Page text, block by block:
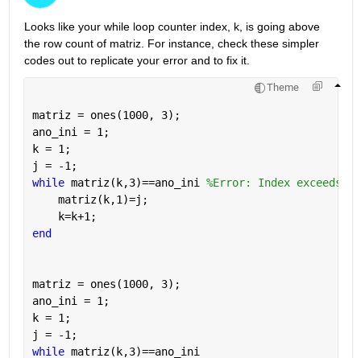
Looks like your while loop counter index, k, is going above
the row count of matriz. For instance, check these simpler
codes out to replicate your error and to fix it.
Theme
matriz = ones(1000, 3);
ano_ini = 1;
k = 1;
j = -1;
while matriz(k,3)==ano_ini %Error: Index exceeds
    matriz(k,1)=j;
    k=k+1;
end
matriz = ones(1000, 3);
ano_ini = 1;
k = 1;
j = -1;
while matriz(k,3)==ano_ini